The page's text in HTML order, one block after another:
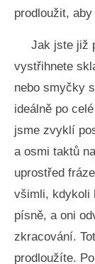
prodloužit,
Jak jste již
vystřihnete
nebo smyčky
ideálně po
jsme zvyklí
a osmi taktů
uprostřed
všimli, kdykoli
písně, a oni
zkracování.
prodloužíte.